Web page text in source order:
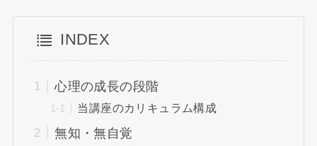
INDEX
心理の成長の段階
当講座のカリキュラム構成
無知・無自覚